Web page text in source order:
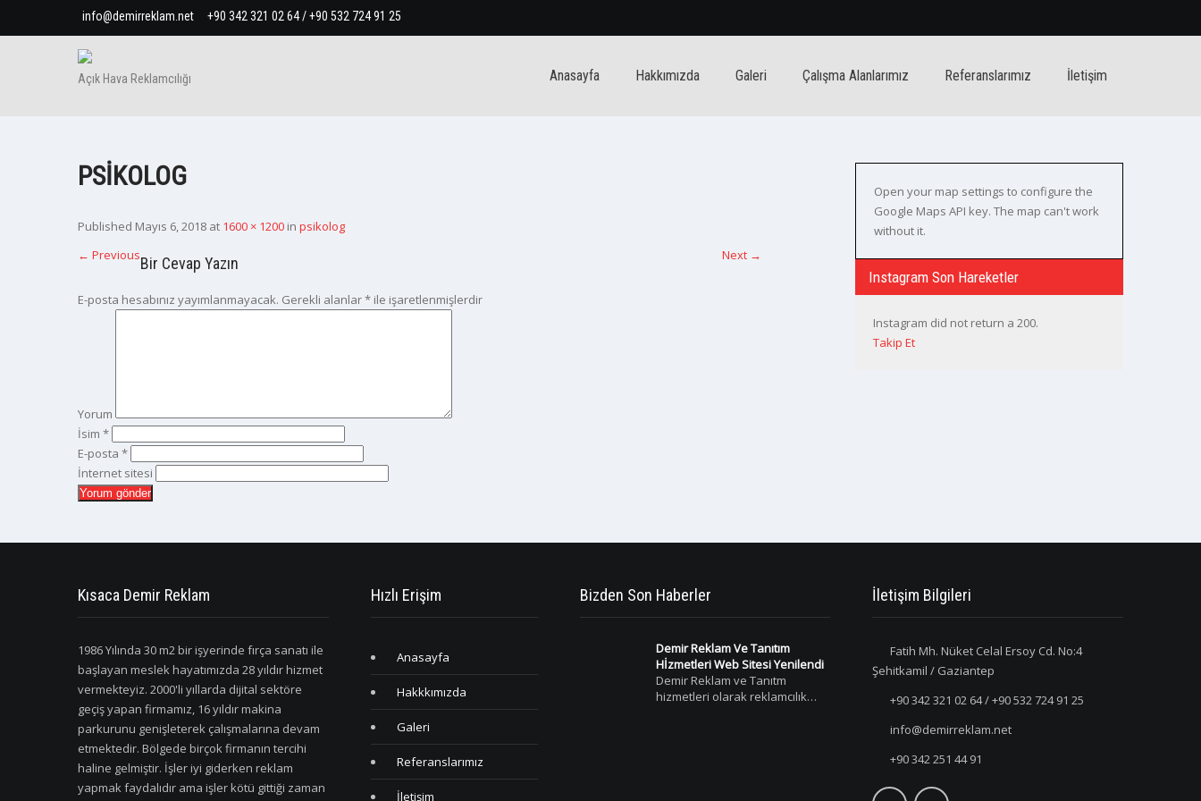
+90 342 321 02 64 / +90 532 724 91 25
info@demirreklam.net
Açık Hava Reklamcılığı Anasayfa Hakkımızda Galeri Çalışma Alanlarımız Referanslarımız İletişim
PSIKOLOG
Published Mayıs 6, 2018 at 1600 × 1200 in psikolog
← Previous Next →
Bir Cevap Yazın
E-posta hesabınız yayımlanmayacak. Gerekli alanlar* ile işaretlenmişlerdir
Yorum
İsim *
E-posta *
İnternet sitesi
Open your map settings to configure the
Google Maps API key. The map can't work
without it.
Instagram Son Hareketler
Instagram did not return a 200.
Takip Et
Kısaca Demir Reklam
1986 Yılında 30 m2 bir işyerinde fırça sanatı ile
başlayan meslek hayatımızda 28 yıldır hizmet
vermekteyiz. 2000'li yıllarda dijital sektöre
geçiş yapan firmamız, 16 yıldır makina
parkurunu genişleterek çalışmalarına devam
etmektedir. Bölgede birçok firmanın tercihi
haline gelmiştir. İşler iyi giderken reklam
yapmak faydalıdır ama işler kötü gittiği zaman
Hızlı Erişim
Anasayfa
Hakkkımızda
Galeri
Referanslarımız
İletişim
Bizden Son Haberler
Demir Reklam Ve Tanıtım
Hİzmetleri Web Sitesi Yenilendi
Demir Reklam ve Tanıtm
hizmetleri olarak reklamcılık…
İletişim Bilgileri
Fatih Mh. Nüket Celal Ersoy Cd. No:4
Şehitkamil / Gaziantep
+90 342 321 02 64 / +90 532 724 91 25
info@demirreklam.net
+90 342 251 44 91